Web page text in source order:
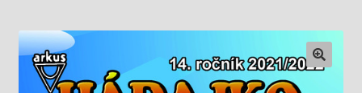
Predplatné
Pripravujeme